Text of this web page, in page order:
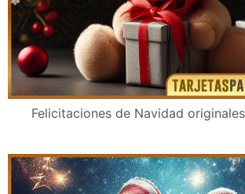
Felicitaciones de Navidad